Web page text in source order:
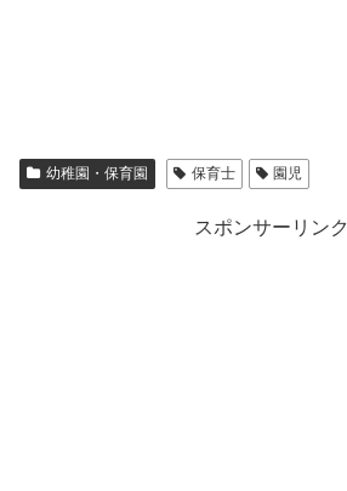
幼稚園・保育園 保育士 園児
スポンサーリンク